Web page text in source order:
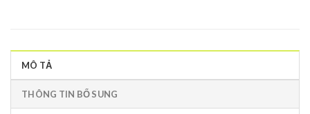
MÔ TẢ
THÔNG TIN BỔ SUNG